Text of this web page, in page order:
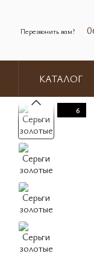
Перезвонить вам?
КАТАЛОГ
6